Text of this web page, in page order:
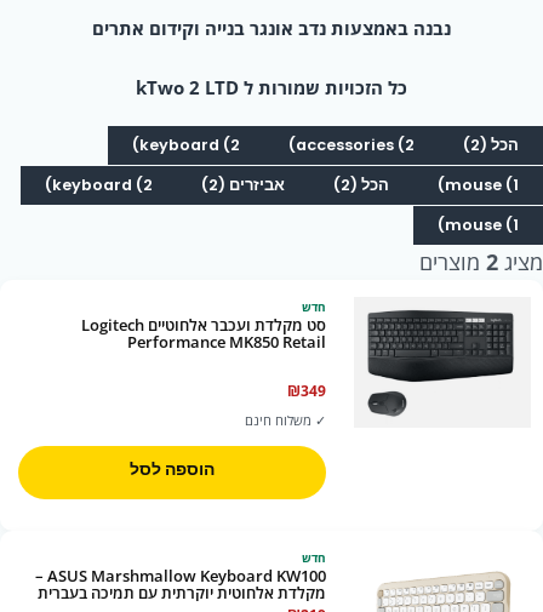
נבנה באמצעות נדב אונגר בנייה וקידום אתרים
כל הזכויות שמורות ל kTwo 2 LTD
הכל (2) accessories (2)
keyboard (2)
mouse (1)
הכל (2) אביזרים (2)
keyboard (2)
mouse (1)
מציג 2 מוצרים
חדש
סט מקלדת ועכבר אלחוטיים Logitech
Performance MK850 Retail
₪349
✓ משלוח חינם
הוספה לסל
חדש
ASUS Marshmallow Keyboard KW100 –
מקלדת אלחוטית יוקרתית עם תמיכה בעברית